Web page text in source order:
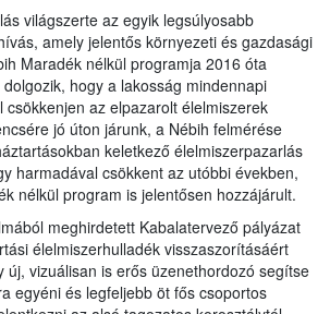
világszerte az egyik legsúlyosabb
amely jelentős környezeti és gazdasági
Maradék nélkül programja 2016 óta
hogy a lakosság mindennapi
csökkenjen az elpazarolt élelmiszerek
jó úton járunk, a Nébih felmérése
keletkező élelmiszerpazarlás
harmadával csökkent az utóbbi években,
nélkül program is jelentősen hozzájárult.
meghirdetett Kabalatervező pályázat
élelmiszerhulladék visszaszorításáért
új, vizuálisan is erős üzenethordozó segítse
egyéni és legfeljebb öt fős csoportos